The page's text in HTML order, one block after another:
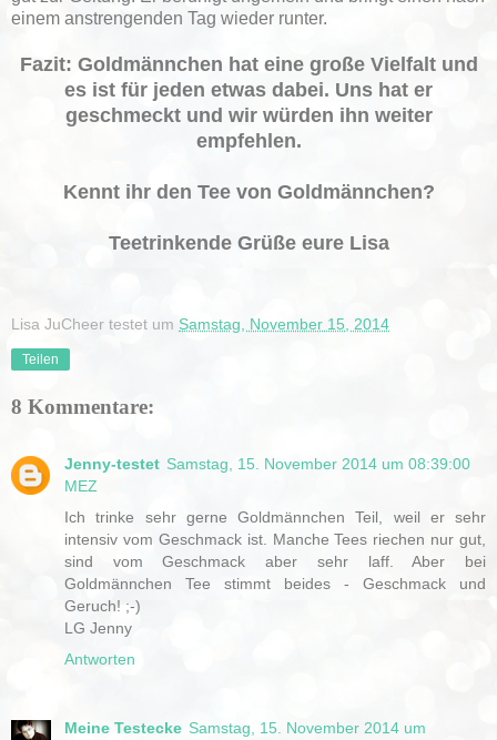
einem anstrengenden Tag wieder runter.
Fazit: Goldmännchen hat eine große Vielfalt und
es ist für jeden etwas dabei. Uns hat er
geschmeckt und wir würden ihn weiter
empfehlen.
Kennt ihr den Tee von Goldmännchen?
Teetrinkende Grüße eure Lisa
Lisa JuCheer testet um Samstag, November 15, 2014
Teilen
8 Kommentare:
Jenny-testet Samstag, 15. November 2014 um 08:39:00
MEZ
Ich trinke sehr gerne Goldmännchen Teil, weil er sehr
intensiv vom Geschmack ist. Manche Tees riechen nur gut,
sind vom Geschmack aber sehr laff. Aber bei
Goldmännchen Tee stimmt beides - Geschmack und
Geruch! ;-)
LG Jenny
Antworten
Meine Testecke Samstag, 15. November 2014 um